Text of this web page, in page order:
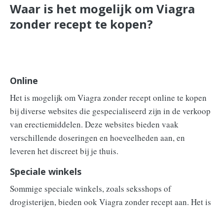
Waar is het mogelijk om Viagra
zonder recept te kopen?
Online
Het is mogelijk om Viagra zonder recept online te kopen
bij diverse websites die gespecialiseerd zijn in de verkoop
van erectiemiddelen. Deze websites bieden vaak
verschillende doseringen en hoeveelheden aan, en
leveren het discreet bij je thuis.
Speciale winkels
Sommige speciale winkels, zoals seksshops of
drogisterijen, bieden ook Viagra zonder recept aan. Het is